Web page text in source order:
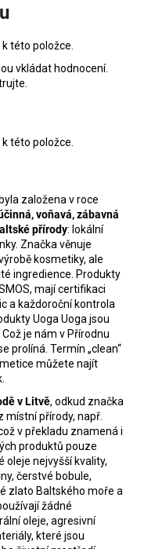
této položce.
vkládat hodnocení.
této položce.
založena v roce
voňavá, zábavná
přírody: lokální
Značka věnuje
kosmetiky, ale
ingredience. Produkty
mají certifikaci
a každoroční kontrola
Uoga Uoga jsou
je nám v Přírodnu
prolíná. Termín „clean“
můžete najít
v Litvě, odkud značka
místní přírody, např.
v překladu znamená i
produktů pouze
oleje nejvyšší kvality,
čerstvé bobule,
zlato Baltského moře a
žádné
oleje, agresivní
které jsou